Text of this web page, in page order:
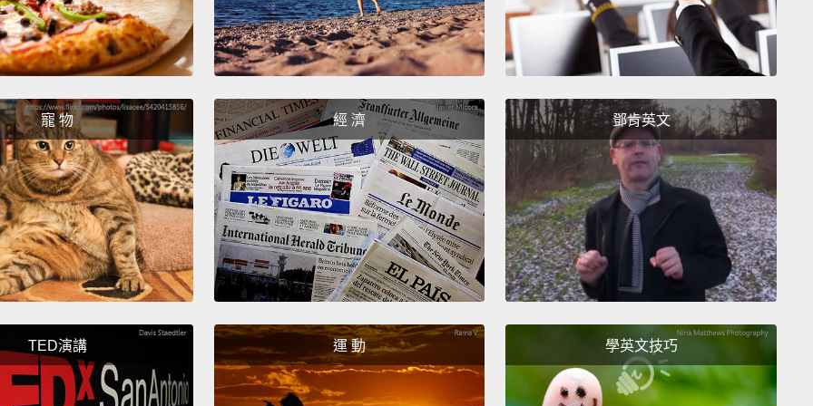
That'd be great.
那很棒。
呃，不好意思？
What can I get for you?
我能幫你們點些什麼呢？
Oh! I haven't...I haven't seen you here before. I've been
here quite a few times. I've...
喔!我沒有...我之前沒在這看過你耶。我來這裡滿多次了。我...
Oh, I'm quite new.
喔，我是新來的。
寵 物 經 濟 鄧肯英文
TED演講 運 動 學英文技巧